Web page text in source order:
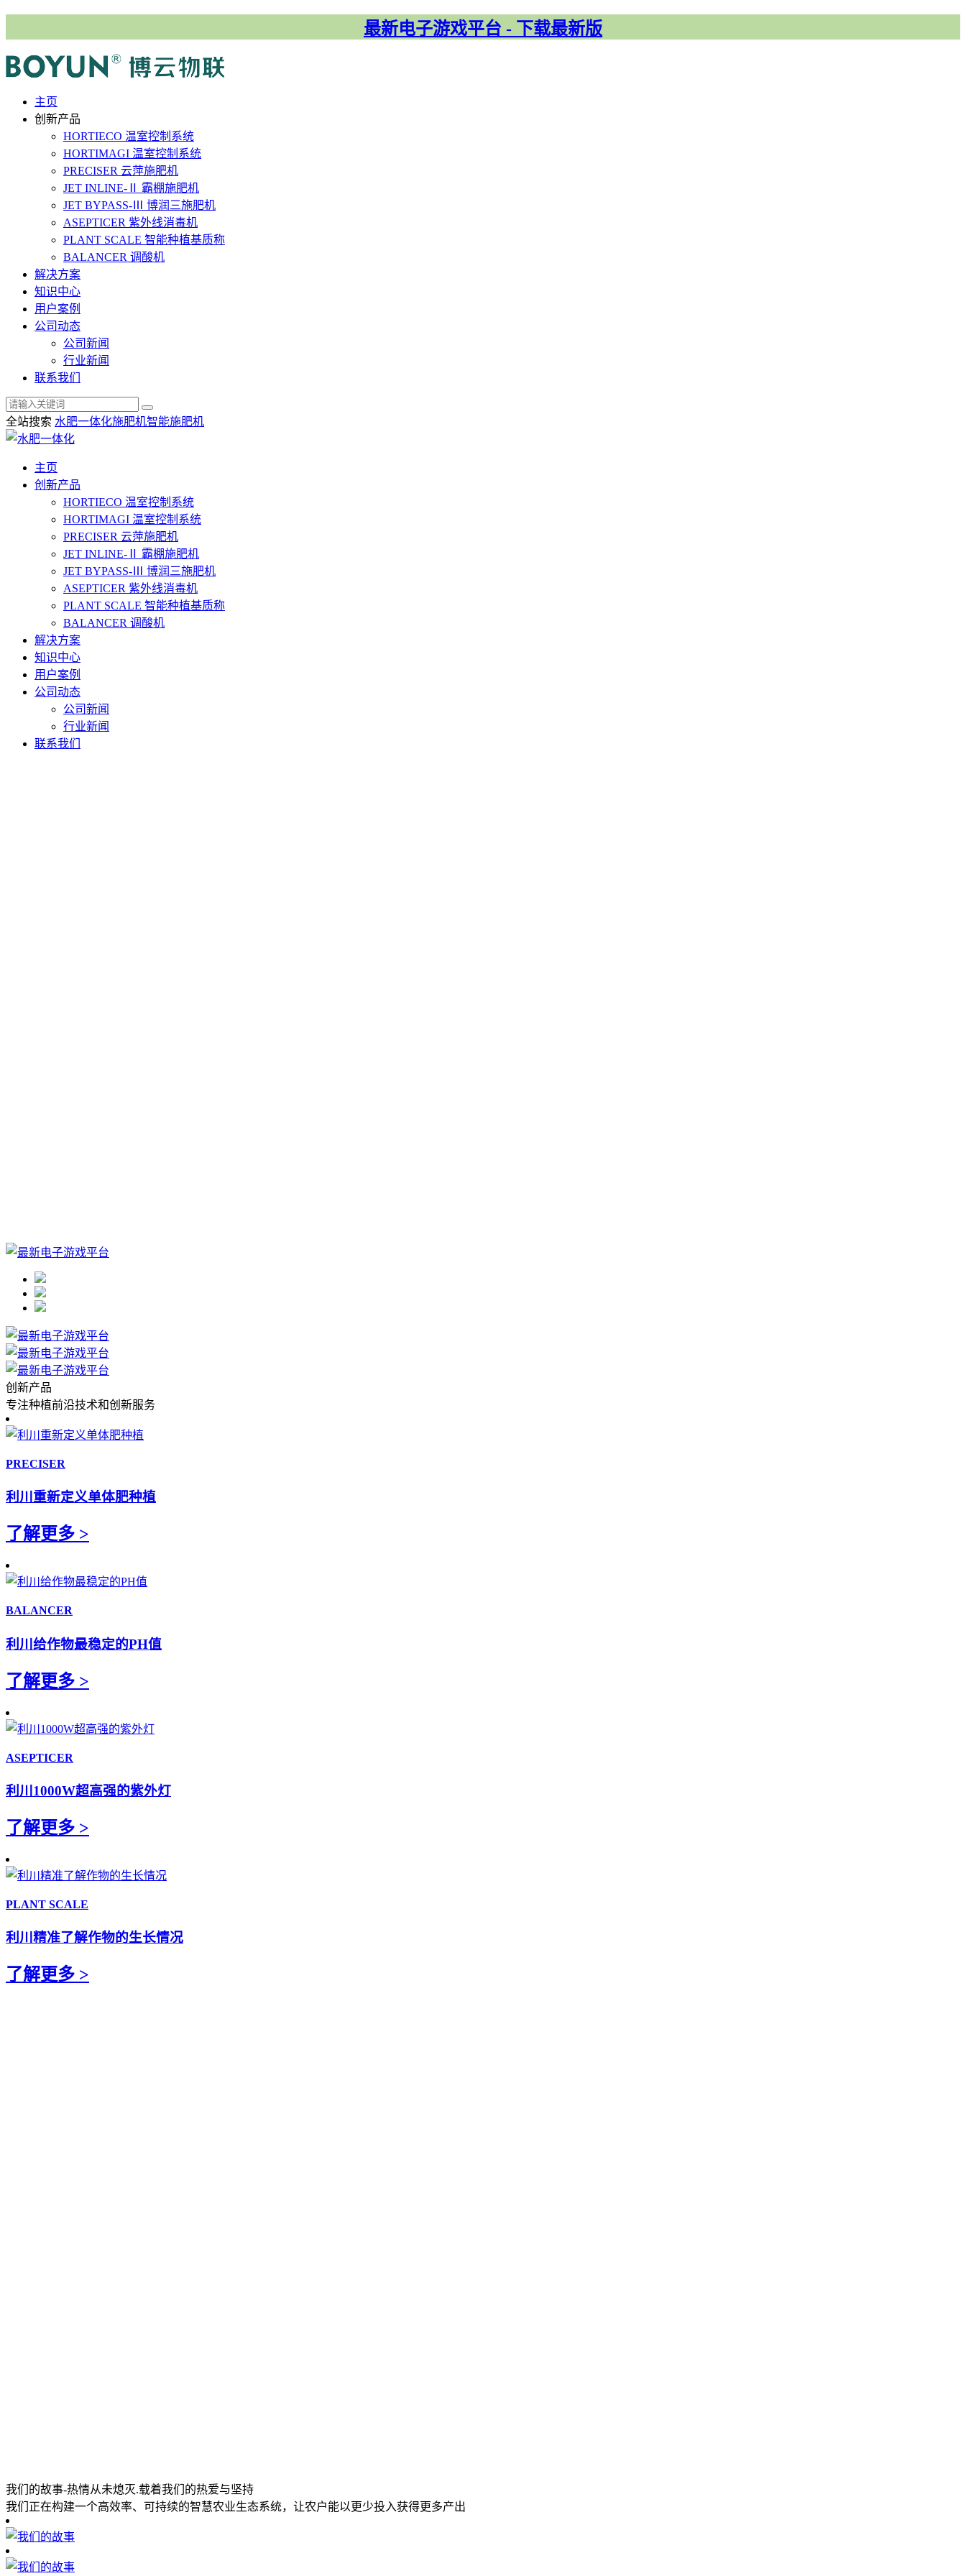
最新电子游戏平台 - 下载最新版
主⻚
创新产品
HORTIECO 温室控制系统
HORTIMAGI 温室控制系统
PRECISER 云萍施肥机
JET INLINE-Ⅱ 霸棚施肥机
JET BYPASS-Ⅲ 博润三施肥机
ASEPTICER 紫外线消毒机
PLANT SCALE 智能种植基质称
BALANCER 调酸机
解决⽅案
知识中心
用户案例
公司动态
公司新闻
行业新闻
联系我们
全站搜索 水肥一体化施肥机智能施肥机
主页
创新产品
HORTIECO 温室控制系统
HORTIMAGI 温室控制系统
PRECISER 云萍施肥机
JET INLINE-Ⅱ 霸棚施肥机
JET BYPASS-Ⅲ 博润三施肥机
ASEPTICER 紫外线消毒机
PLANT SCALE 智能种植基质称
BALANCER 调酸机
解决方案
知识中心
用户案例
公司动态
公司新闻
行业新闻
联系我们
创新产品
专注种植前沿技术和创新服务
PRECISER
利川重新定义单体肥种植
了解更多 >
BALANCER
利川给作物最稳定的PH值
了解更多 >
ASEPTICER
利川1000W超高强的紫外灯
了解更多 >
PLANT SCALE
利川精准了解作物的生长情况
了解更多 >
我们的故事-热情从未熄灭.载着我们的热爱与坚持
我们正在构建一个高效率、可持续的智慧农业生态系统，让农户能以更少投入获得更多产出